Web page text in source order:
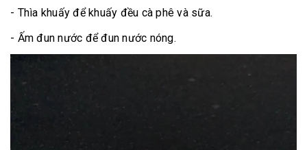
- Thìa khuấy để khuấy đều cà phê và sữa.
- Ấm đun nước để đun nước nóng.